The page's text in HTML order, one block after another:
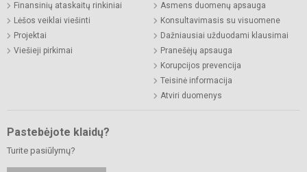
Finansinių ataskaitų rinkiniai
Lėšos veiklai viešinti
Projektai
Viešieji pirkimai
Asmens duomenų apsauga
Konsultavimasis su visuomene
Dažniausiai užduodami klausimai
Pranešėjų apsauga
Korupcijos prevencija
Teisinė informacija
Atviri duomenys
Pastebėjote klaidų?
Turite pasiūlymų?